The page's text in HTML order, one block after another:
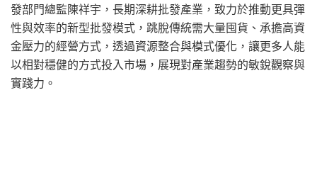
發部門總監陳祥宇，長期深耕批發產業，致力於推動更具彈
性與效率的新型批發模式，跳脫傳統需大量囤貨、承擔高資
金壓力的經營方式，透過資源整合與模式優化，讓更多人能
以相對穩健的方式投入市場，展現對產業趨勢的敏銳觀察與
實踐力。